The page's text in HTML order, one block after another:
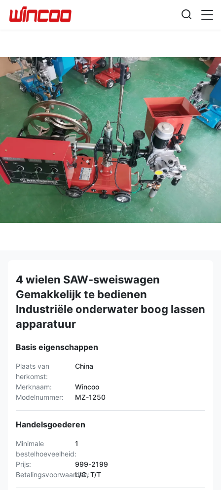
4 wielen SAW-sweiswagen
Gemakkelijk te bedienen
Industriële onderwater boog lassen
apparatuur
Basis eigenschappen
Plaats van
herkomst:
China
Merknaam:
Wincoo
Modelnummer:
MZ-1250
Handelsgoederen
Minimale
bestelhoeveelheid:
1
Prijs:
999-2199
Betalingsvoorwaarden:
L/C, T/T